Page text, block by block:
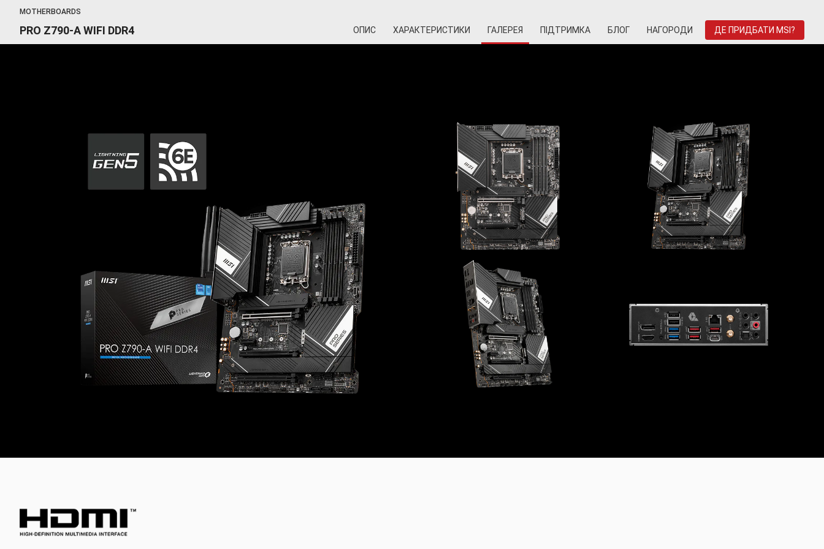
MOTHERBOARDS
PRO Z790-A WIFI DDR4 ОПИС ХАРАКТЕРИСТИКИ ГАЛЕРЕЯ ПІДТРИМКА БЛОГ НАГОРОДИ ДЕ ПРИДБАТИ MSI?